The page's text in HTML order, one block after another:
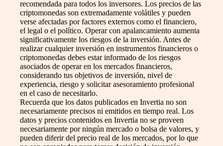
recomendada para todos los inversores. Los precios de las
criptomonedas son extremadamente volátiles y pueden
verse afectadas por factores externos como el financiero,
el legal o el político. Operar con apalancamiento aumenta
significativamente los riesgos de la inversión. Antes de
realizar cualquier inversión en instrumentos financieros o
criptomonedas debes estar informado de los riesgos
asociados de operar en los mercados financieros,
considerando tus objetivos de inversión, nivel de
experiencia, riesgo y solicitar asesoramiento profesional
en el caso de necesitarlo.
Recuerda que los datos publicados en Invertia no son
necesariamente precisos ni emitidos en tiempo real. Los
datos y precios contenidos en Invertia no se proveen
necesariamente por ningún mercado o bolsa de valores, y
pueden diferir del precio real de los mercados, por lo que